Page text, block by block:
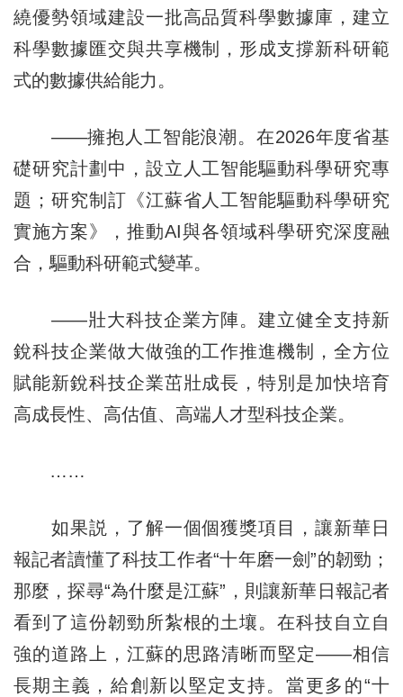
繞優勢領域建設一批高品質科學數據庫，建立
科學數據匯交與共享機制，形成支撐新科研範
式的數據供給能力。
——擁抱人工智能浪潮。在2026年度省基
礎研究計劃中，設立人工智能驅動科學研究專
題；研究制訂《江蘇省人工智能驅動科學研究
實施方案》，推動AI與各領域科學研究深度融
合，驅動科研範式變革。
——壯大科技企業方陣。建立健全支持新
銳科技企業做大做強的工作推進機制，全方位
賦能新銳科技企業茁壯成長，特別是加快培育
高成長性、高估值、高端人才型科技企業。
……
如果説，了解一個個獲獎項目，讓新華日
報記者讀懂了科技工作者“十年磨一劍”的韌勁；
那麼，探尋“為什麼是江蘇”，則讓新華日報記者
看到了這份韌勁所紮根的土壤。在科技自立自
強的道路上，江蘇的思路清晰而堅定——相信
長期主義，給創新以堅定支持。當更多的“十